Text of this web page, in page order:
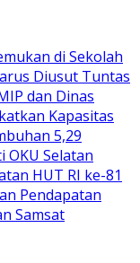
di Sekolah
Diusut Tuntas
dan Dinas
Kapasitas
5,29
OKU Selatan
HUT RI ke-81
Pendapatan
Samsat